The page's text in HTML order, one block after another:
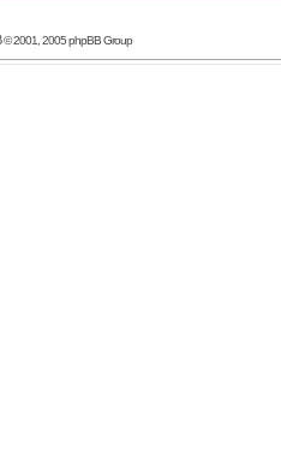
© 2001, 2005 phpBB Group